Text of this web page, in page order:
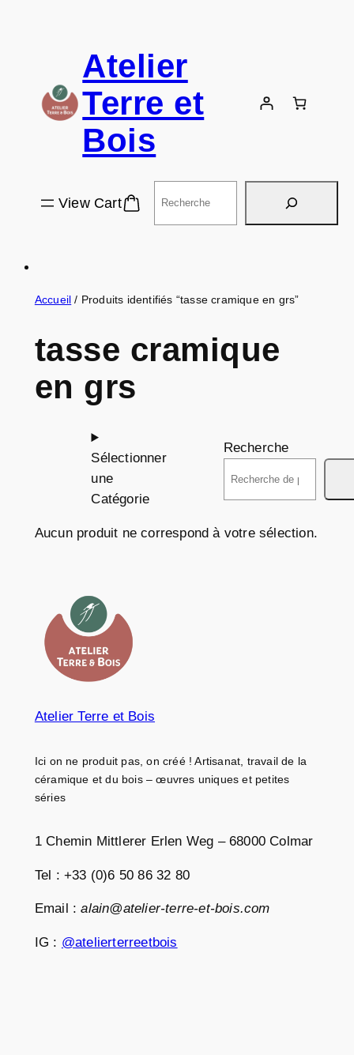
Atelier
Terre et
Bois
View Cart
Accueil / Produits identifiés “tasse cramique en grs”
tasse cramique
en grs
Sélectionner
une
Catégorie
Recherche
Aucun produit ne correspond à votre sélection.
Atelier Terre et Bois
Ici on ne produit pas, on créé ! Artisanat, travail de la
céramique et du bois – œuvres uniques et petites
séries
1 Chemin Mittlerer Erlen Weg – 68000 Colmar
Tel : +33 (0)6 50 86 32 80
Email :alain@atelier-terre-et-bois.com
IG : @atelierterreetbois